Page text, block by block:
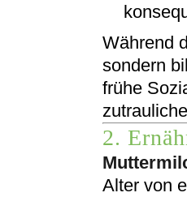
Während
sondern
frühe
2.
Alter von